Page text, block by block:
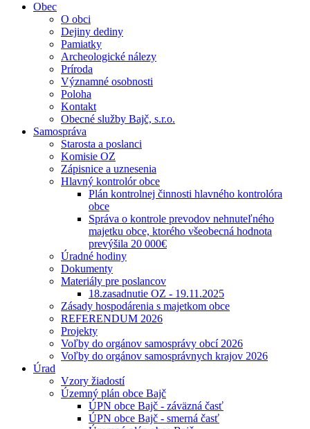
Obec
O obci
Dejiny dediny
Pamiatky
Archeologické nálezy
Príroda
Významné osobnosti
Poloha
Kontakt
Obecné služby Bajč, s.r.o.
Samospráva
Starosta a poslanci
Komisie OZ
Zápisnice a uznesenia
Hlavný kontrolór obce
Plán kontrolnej činnosti hlavného kontrolóra
obce
Správa o kontrole prevodov nehnuteľného
majetku obce, ktorého všeobecná hodnota
prevýšila 20 000€
Úradné hodiny
Dokumenty
Materiály pre poslancov
18.zasadnutie OZ - 19.11.2025
Zásady hospodárenia s majetkom obce
REFERENDUM 2026
Projekty
Voľby do orgánov samosprávy obcí 2026
Voľby do orgánov samosprávnych krajov 2026
Úrad
Vzory žiadostí
Územný plán obce Bajč
ÚPN obce Bajč - záväzná časť
ÚPN obce Bajč - smerná časť